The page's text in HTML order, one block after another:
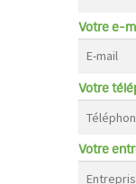
Votre e-
Votre
Votre